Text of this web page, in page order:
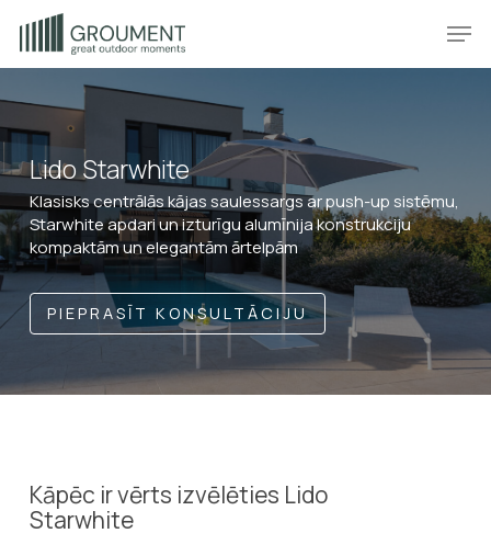
main
Lido Starwhite
Klasisks centrālās kājas saulessargs ar push-up sistēmu,
Starwhite apdari un izturīgu alumīnija konstrukciju
kompaktām un elegantām ārtelpām
PIEPRASĪT KONSULTĀCIJU
Kāpēc ir vērts izvēlēties Lido
Starwhite